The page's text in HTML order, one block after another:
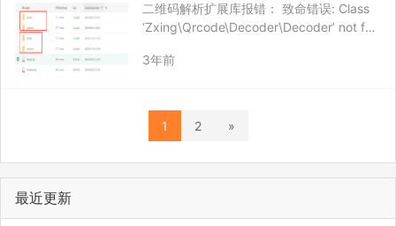
二维码解析扩展库报错： 致命错误: Class
‘Zxing\Qrcode\Decoder\Decoder’ not fou
用Linux服务器就会报错，原因在于Linux服
3年前
1 2 »
最近更新